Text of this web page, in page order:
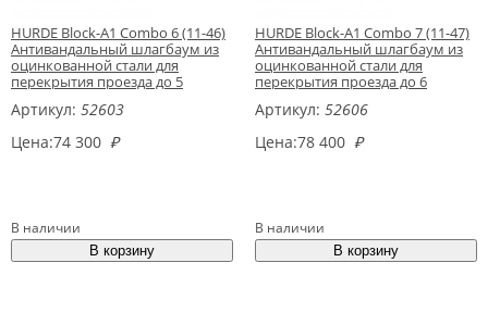
HURDE Block-A1 Combo 6 (11-46)
Антивандальный шлагбаум из
оцинкованной стали для
перекрытия проезда до 5
Артикул: 52603
Цена:74 300 ₽
В наличии
HURDE Block-A1 Combo 7 (11-47)
Антивандальный шлагбаум из
оцинкованной стали для
перекрытия проезда до 6
Артикул: 52606
Цена:78 400 ₽
В наличии